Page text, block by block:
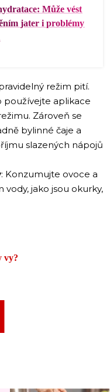
Může vést
jater i problémy
režim pití.
používejte aplikace
Zároveň se
bylinné čaje a
slazených nápojů
: Konzumujte ovoce a
vody, jako jsou okurky,
vy?